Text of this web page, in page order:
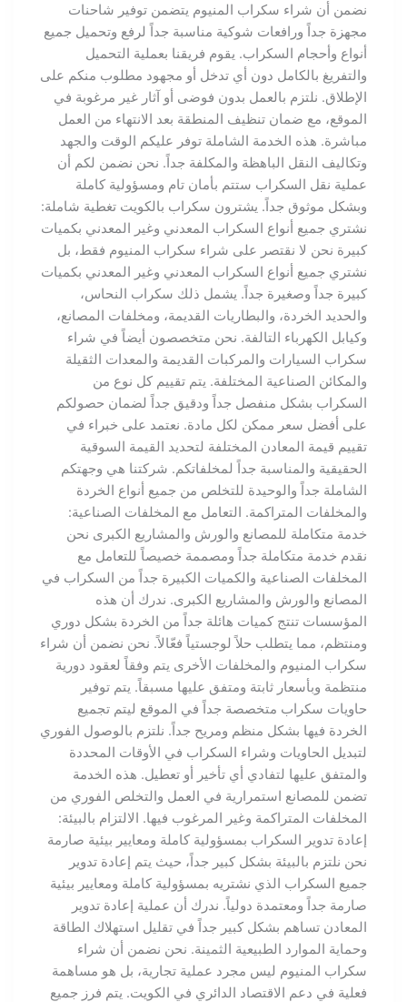
نضمن أن شراء سكراب المنيوم يتضمن توفير شاحنات
مجهزة جداً ورافعات شوكية مناسبة جداً لرفع وتحميل جميع
أنواع وأحجام السكراب. يقوم فريقنا بعملية التحميل
والتفريغ بالكامل دون أي تدخل أو مجهود مطلوب منكم على
الإطلاق. نلتزم بالعمل بدون فوضى أو آثار غير مرغوبة في
الموقع، مع ضمان تنظيف المنطقة بعد الانتهاء من العمل
مباشرة. هذه الخدمة الشاملة توفر عليكم الوقت والجهد
وتكاليف النقل الباهظة والمكلفة جداً. نحن نضمن لكم أن
عملية نقل السكراب ستتم بأمان تام ومسؤولية كاملة
وبشكل موثوق جداً. يشترون سكراب بالكويت تغطية شاملة:
نشتري جميع أنواع السكراب المعدني وغير المعدني بكميات
كبيرة نحن لا نقتصر على شراء سكراب المنيوم فقط، بل
نشتري جميع أنواع السكراب المعدني وغير المعدني بكميات
كبيرة جداً وصغيرة جداً. يشمل ذلك سكراب النحاس،
والحديد الخردة، والبطاريات القديمة، ومخلفات المصانع،
وكيابل الكهرباء التالفة. نحن متخصصون أيضاً في شراء
سكراب السيارات والمركبات القديمة والمعدات الثقيلة
والمكائن الصناعية المختلفة. يتم تقييم كل نوع من
السكراب بشكل منفصل جداً ودقيق جداً لضمان حصولكم
على أفضل سعر ممكن لكل مادة. نعتمد على خبراء في
تقييم قيمة المعادن المختلفة لتحديد القيمة السوقية
الحقيقية والمناسبة جداً لمخلفاتكم. شركتنا هي وجهتكم
الشاملة جداً والوحيدة للتخلص من جميع أنواع الخردة
والمخلفات المتراكمة. التعامل مع المخلفات الصناعية:
خدمة متكاملة للمصانع والورش والمشاريع الكبرى نحن
نقدم خدمة متكاملة جداً ومصممة خصيصاً للتعامل مع
المخلفات الصناعية والكميات الكبيرة جداً من السكراب في
المصانع والورش والمشاريع الكبرى. ندرك أن هذه
المؤسسات تنتج كميات هائلة جداً من الخردة بشكل دوري
ومنتظم، مما يتطلب حلاً لوجستياً فعّالاً. نحن نضمن أن شراء
سكراب المنيوم والمخلفات الأخرى يتم وفقاً لعقود دورية
منتظمة وبأسعار ثابتة ومتفق عليها مسبقاً. يتم توفير
حاويات سكراب متخصصة جداً في الموقع ليتم تجميع
الخردة فيها بشكل منظم ومريح جداً. نلتزم بالوصول الفوري
لتبديل الحاويات وشراء السكراب في الأوقات المحددة
والمتفق عليها لتفادي أي تأخير أو تعطيل. هذه الخدمة
تضمن للمصانع استمرارية في العمل والتخلص الفوري من
المخلفات المتراكمة وغير المرغوب فيها. الالتزام بالبيئة:
إعادة تدوير السكراب بمسؤولية كاملة ومعايير بيئية صارمة
نحن نلتزم بالبيئة بشكل كبير جداً، حيث يتم إعادة تدوير
جميع السكراب الذي نشتريه بمسؤولية كاملة ومعايير بيئية
صارمة جداً ومعتمدة دولياً. ندرك أن عملية إعادة تدوير
المعادن تساهم بشكل كبير جداً في تقليل استهلاك الطاقة
وحماية الموارد الطبيعية الثمينة. نحن نضمن أن شراء
سكراب المنيوم ليس مجرد عملية تجارية، بل هو مساهمة
فعلية في دعم الاقتصاد الدائري في الكويت. يتم فرز جميع